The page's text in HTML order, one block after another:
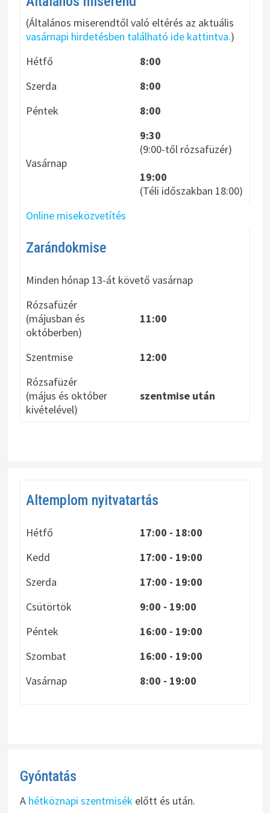
(Általános miserendtől való eltérés az aktuális
vasárnapi hirdetésben található ide kattintva.)
Hétfő
8:00
Szerda
8:00
Péntek
8:00
Vasárnap
9:30
(9:00-től rózsafüzér)
19:00
(Téli időszakban 18:00)
Online miseközvetítés
Zarándokmise
Minden hónap 13-át követő vasárnap
Rózsafüzér
(májusban és
októberben)
11:00
Szentmise
12:00
Rózsafüzér
(május és október
kivételével)
szentmise után
Altemplom nyitvatartás
Hétfő
17:00 - 18:00
Kedd
17:00 - 19:00
Szerda
17:00 - 19:00
Csütörtök
9:00 - 19:00
Péntek
16:00 - 19:00
Szombat
16:00 - 19:00
Vasárnap
8:00 - 19:00
Gyóntatás
A hétköznapi szentmisékelőtt és után.